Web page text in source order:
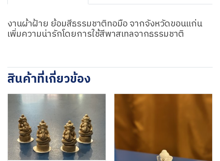
งานผ้าฝ้าย ย้อมสีธรรมชาติทอมือ จากจังหวัดขอนแก่น
เพิ่มความน่ารักโดยการใช้สีพาสเทลจากธรรมชาติ
สินค้าที่เกี่ยวข้อง